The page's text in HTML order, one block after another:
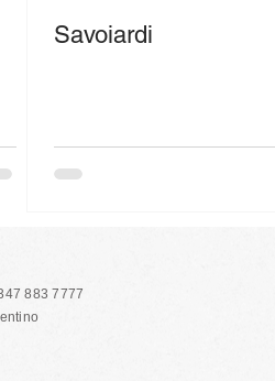
Savoiardi
883 7777